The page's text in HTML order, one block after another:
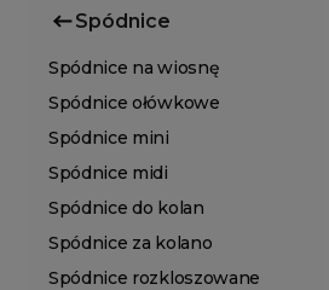
Spódnice
Spódnice na wiosnę
Spódnice ołówkowe
Spódnice mini
Spódnice midi
Spódnice do kolan
Spódnice za kolano
Spódnice rozkloszowane